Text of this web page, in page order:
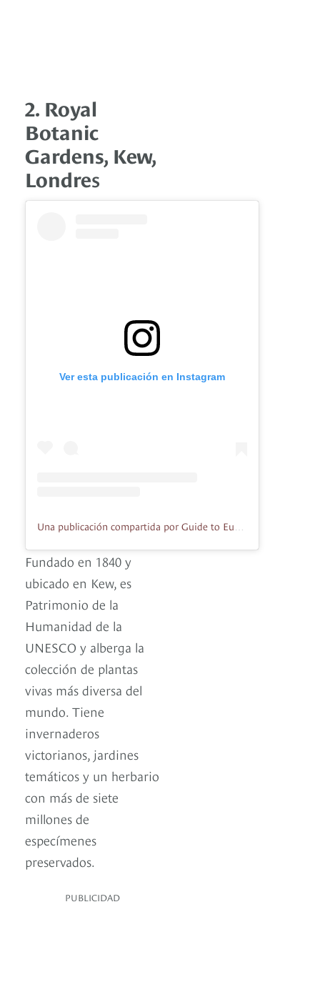
2. Royal
Botanic
Gardens, Kew,
Londres
Ver esta publicación en Instagram
Una publicación compartida por Guide to Europe (@guidetoeurope)
Fundado en 1840 y
ubicado en Kew, es
Patrimonio de la
Humanidad de la
UNESCO y alberga la
colección de plantas
vivas más diversa del
mundo. Tiene
invernaderos
victorianos, jardines
temáticos y un herbario
con más de siete
millones de
especímenes
preservados.
PUBLICIDAD